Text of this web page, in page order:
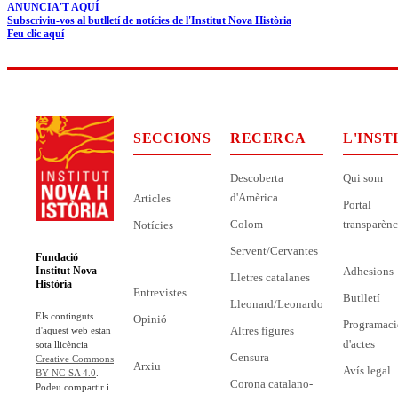
ANUNCIA'T AQUÍ
Subscriviu-vos al butlletí de notícies de l'Institut Nova Història
Feu clic aquí
Fundació
Institut Nova
Història
Els continguts
d'aquest web estan
sota llicència
Creative Commons
BY-NC-SA 4.0
Podeu compartir i
SECCIONS
Articles
Notícies
Entrevistes
Opinió
Arxiu
RECERCA
Descoberta
d'Amèrica
Colom
Servent/Cervantes
Lletres catalanes
Lleonard/Leonardo
Altres figures
Censura
Corona catalano-
Qui som
Portal
Adhesions
Butlletí
d'actes
Avís legal